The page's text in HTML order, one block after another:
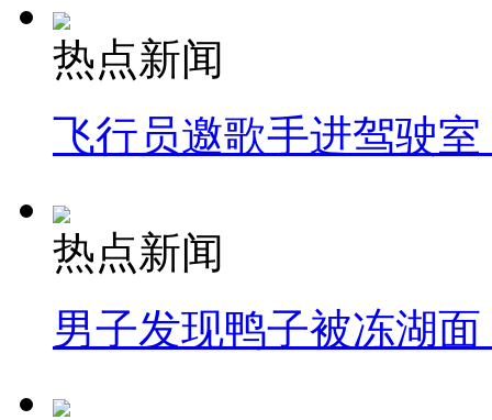
热点新闻
飞行员邀歌手进驾驶
热点新闻
男子发现鸭子被冻湖